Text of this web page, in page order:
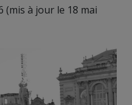
(mis à jour le 18 mai